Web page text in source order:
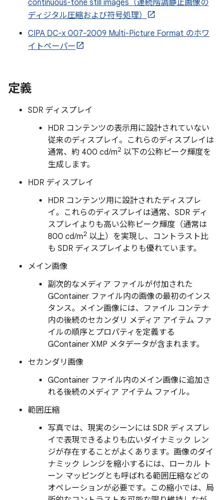
continuous-tone still images（連続階調静止画像の
ディジタル圧縮および符号処理）
CIPA DC-x 007-2009 Multi-Picture Format のホワ
イトペーパー
定義
SDR ディスプレイ
HDR コンテンツの表示用に設計されていない
従来のディスプレイ。これらのディスプレイは
通常、約 400 cd/m2 以下の公称ピーク輝度を
生成します。
HDR ディスプレイ
HDR コンテンツ用に設計されたディスプレ
イ。これらのディスプレイは通常、SDR ディ
スプレイよりも高い公称ピーク輝度（通常は
800 cd/m2 以上）を実現し、コントラスト比
も SDR ディスプレイよりも優れています。
メイン画像
副次的なメディア ファイルが付加された
GContainer ファイル内の画像の最初のインス
タンス。メイン画像には、ファイル コンテナ
内の後続のセカンダリ メディア アイテム ファ
イルの順序とプロパティを定義する
GContainer XMP メタデータが含まれます。
セカンダリ画像
GContainer ファイル内のメイン画像に追加さ
れる後続のメディア アイテム ファイル。
範囲圧縮
写真では、現実のシーンには SDR ディスプレ
イで表現できるよりも広いダイナミック レン
ジが存在することがよくあります。画像のダイ
ナミック レンジを縮小するには、ローカル ト
ーン マッピングとも呼ばれる範囲圧縮などの
オペレーションが必要です。この縮小では、局